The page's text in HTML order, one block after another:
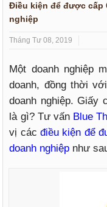
Điều kiện để được cấp
nghiệp
Tháng Tư 08, 2019
Một doanh nghiệp
doanh, đồng thời
doanh nghiệp. Giấy
là gì? Tư vấnBlue
vị cácđiều kiện để
doanh nghiệp như